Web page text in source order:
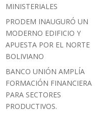
MINISTERIALES
PRODEM INAUGURÓ UN
MODERNO EDIFICIO Y
APUESTA POR EL NORTE
BOLIVIANO
BANCO UNIÓN AMPLÍA
FORMACIÓN FINANCIERA
PARA SECTORES
PRODUCTIVOS.